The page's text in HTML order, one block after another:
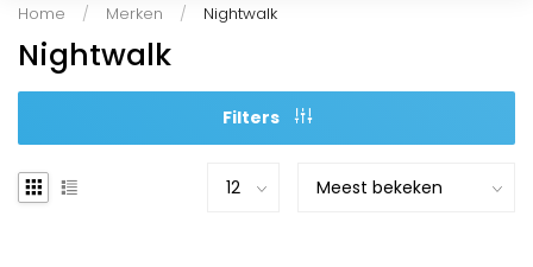
Home / Merken / Nightwalk
Nightwalk
Filters